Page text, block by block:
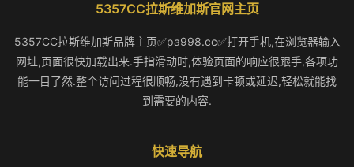
5357CC拉斯维加斯官网主页
5357CC拉斯维加斯品牌主页✅pa998.cc✅打开手机,在浏览器输入
网址,页面很快加载出来.手指滑动时,体验页面的响应很跟手,各项功
能一目了然.整个访问过程很顺畅,没有遇到卡顿或延迟,轻松就能找
到需要的内容.
快速导航